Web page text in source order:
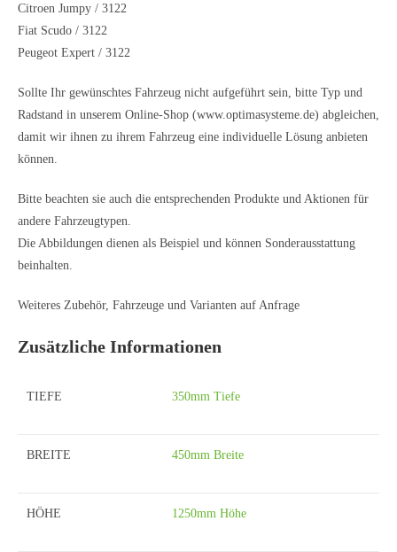
Citroen Jumpy / 3122
Fiat Scudo / 3122
Peugeot Expert / 3122
Sollte Ihr gewünschtes Fahrzeug nicht aufgeführt sein, bitte Typ und
Radstand in unserem Online-Shop (www.optimasysteme.de) abgleichen,
damit wir ihnen zu ihrem Fahrzeug eine individuelle Lösung anbieten
können.
Bitte beachten sie auch die entsprechenden Produkte und Aktionen für
andere Fahrzeugtypen.
Die Abbildungen dienen als Beispiel und können Sonderausstattung
beinhalten.
Weiteres Zubehör, Fahrzeuge und Varianten auf Anfrage
Zusätzliche Informationen
TIEFE 350mm Tiefe
BREITE 450mm Breite
HÖHE 1250mm Höhe